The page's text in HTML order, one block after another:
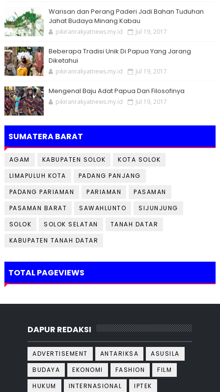
Warisan dan Perang Paderi Jadi Bahan Tuduhan
Jahat Budaya Minang Kabau
pikiranrakyatnews.my.id Jul 19, 2017
Beberapa Tradisi Unik Di Papua Yang Jarang
Diketahui
pikiranrakyatnews.my.id Jul 19, 2017
Mengenal Baju Adat Papua Dan Filosofinya
pikiranrakyatnews.my.id Jul 19, 2017
SUMATERA BARAT
AGAM KABUPATEN SOLOK
KOTA SOLOK
LIMAPULUH KOTA
PADANG PANJANG
PADANG PARIAMAN
PARIAMAN
PASAMAN
PASAMAN BARAT
SAWAHLUNTO
SIJUNJUNG
SOLOK
SOLOK SELATAN
TANAH DATAR
KABUPATEN TANAH DATAR
TOTAL PAGEVIEWS
DAPUR REDAKSI
ADVERTISEMENT ANTARIKSA
ASUSILA
BUDAYA
EKONOMI FASHION
FILM
HUKUM
INTERNASIONAL
IPTEK